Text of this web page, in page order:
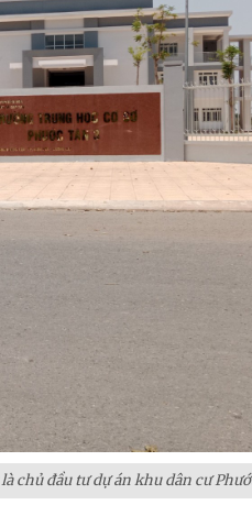
chủ đầu tư dự án khu dân cư